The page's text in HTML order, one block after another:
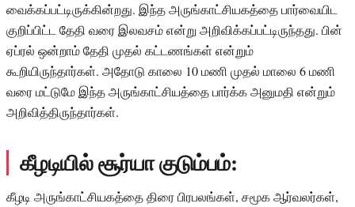
வைக்கப்பட்டிருக்கின்றது. இந்த அருங்காட்சியகத்தை பார்வையிட
குறிப்பிட்ட தேதி வரை இலவசம் என்று அறிவிக்கப்பட்டிருந்தது. பின்
ஏப்ரல் ஒன்றாம் தேதி முதல் கட்டணங்கள் என்றும்
கூறியிருந்தார்கள். அதோடு காலை 10 மணி முதல் மாலை 6 மணி
வரை மட்டுமே இந்த அருங்காட்சியத்தை பார்க்க அனுமதி என்றும்
அறிவித்திருந்தார்கள்.
கீழடியில் சூர்யா குடும்பம்:
கீழடி அருங்காட்சியகத்தை திரை பிரபலங்கள், சமூக ஆர்வலர்கள்,